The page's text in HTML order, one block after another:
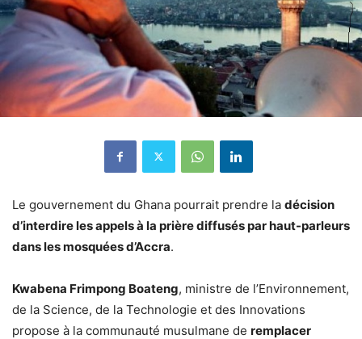
Le gouvernement du Ghana pourrait prendre la décision
d’interdire les appels à la prière diffusés par haut-parleurs
dans les mosquées d’Accra.
Kwabena Frimpong Boateng, ministre de l’Environnement,
de la Science, de la Technologie et des Innovations
propose à la communauté musulmane de remplacer